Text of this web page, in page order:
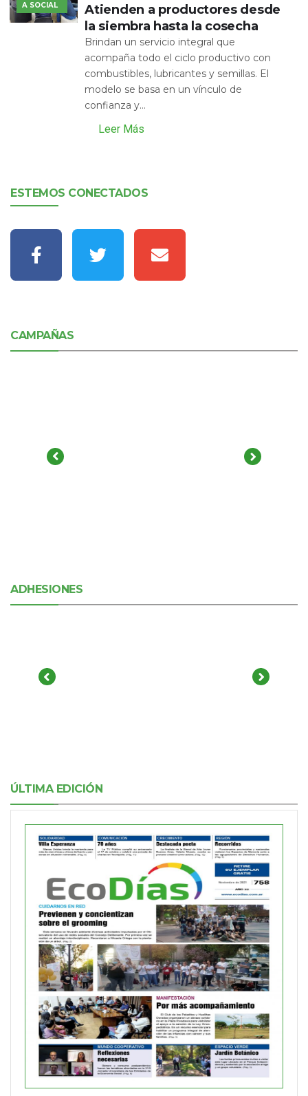
A SOCIAL
Atienden a productores desde
la siembra hasta la cosecha
Brindan un servicio integral que
acompaña todo el ciclo productivo con
combustibles, lubricantes y semillas. El
modelo se basa en un vínculo de
confianza y...
Leer Más
ESTEMOS CONECTADOS
CAMPAÑAS
ADHESIONES
ÚLTIMA EDICIÓN